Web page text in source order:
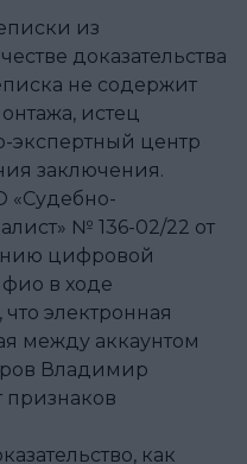
из
доказательства
не содержит
истец
экспертный центр
заключения.
«Судебно-
№ 136-02/22 от
цифровой
в ходе
электронная
между аккаунтом
Владимир
признаков
как